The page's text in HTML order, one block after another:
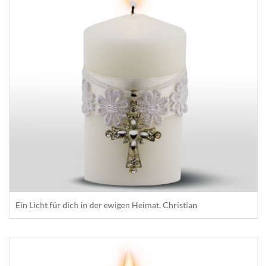
Ein Licht für dich in der ewigen Heimat. Christian